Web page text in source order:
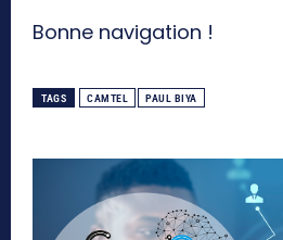
Bonne navigation !
TAGS CAMTEL PAUL BIYA